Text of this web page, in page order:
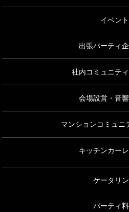
イベント
出張パーティ
社内コミュニテ
会場設営・音
マンションコミュニ
キッチンカー
ケータリ
パーティ